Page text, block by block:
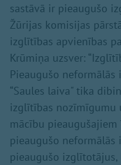
sastāvā ir pieaugušo
Žūrijas komisijas
izglītības apvienības
Krūmiņa uzsver:
Pieaugušo
“Saules laiva" tika
izglītības nozīmīgumu
mācību
pieaugušo
pieaugušo